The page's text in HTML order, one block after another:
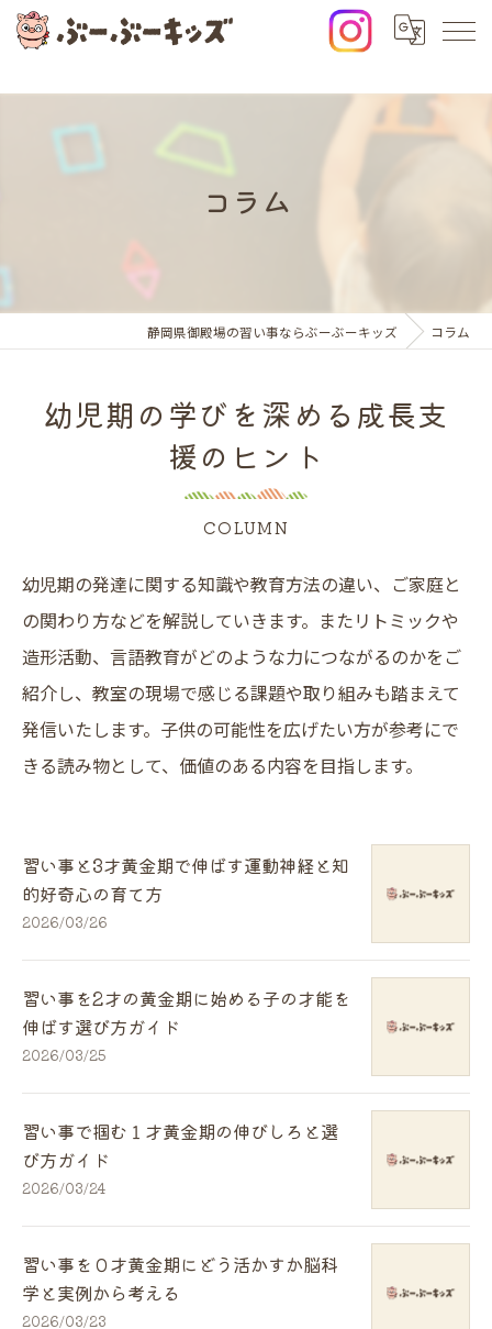
コラム
静岡県御殿場の習い事ならぶーぶーキッズ コラム
幼児期の学びを深める成長支
援のヒント
COLUMN
幼児期の発達に関する知識や教育方法の違い、ご家庭と
の関わり方などを解説していきます。またリトミックや
造形活動、言語教育がどのような力につながるのかをご
紹介し、教室の現場で感じる課題や取り組みも踏まえて
発信いたします。子供の可能性を広げたい方が参考にで
きる読み物として、価値のある内容を目指します。
習い事と3才黄金期で伸ばす運動神経と知
的好奇心の育て方
2026/03/26
習い事を2才の黄金期に始める子の才能を
伸ばす選び方ガイド
2026/03/25
習い事で掴む１才黄金期の伸びしろと選
び方ガイド
2026/03/24
習い事を０才黄金期にどう活かすか脳科
学と実例から考える
2026/03/23